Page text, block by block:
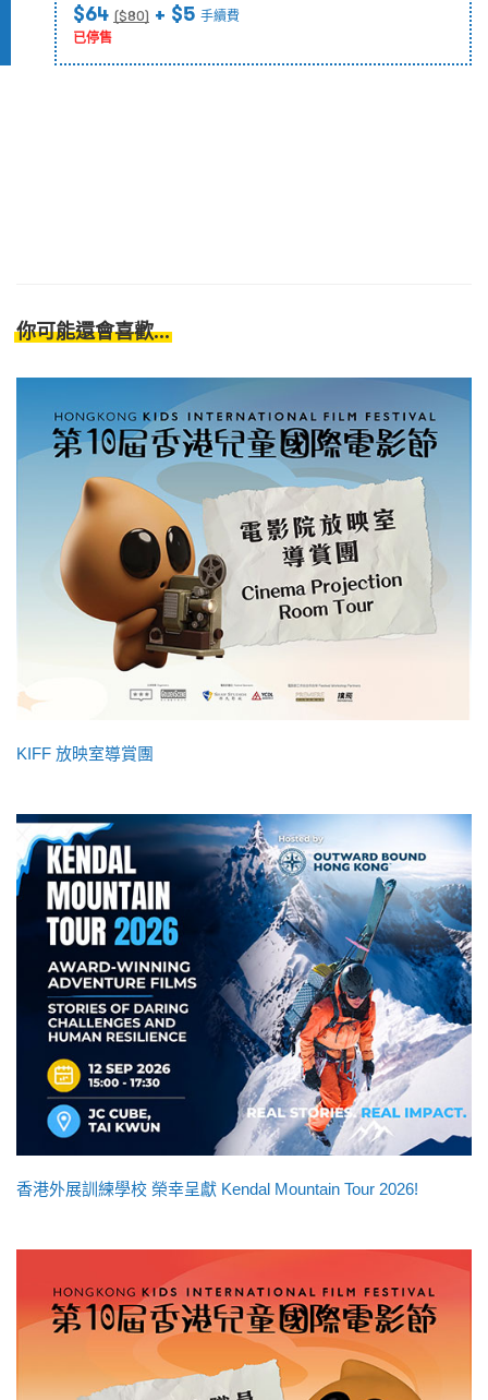
$64 ($80) + $5 手續費
已停售
你可能還會喜歡...
KIFF 放映室導賞團
香港外展訓練學校 榮幸呈獻 Kendal Mountain Tour 2026!